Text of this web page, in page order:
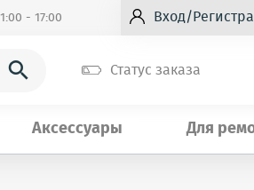
- 17:00 Вход/
 Статус заказа
Аксессуары Для